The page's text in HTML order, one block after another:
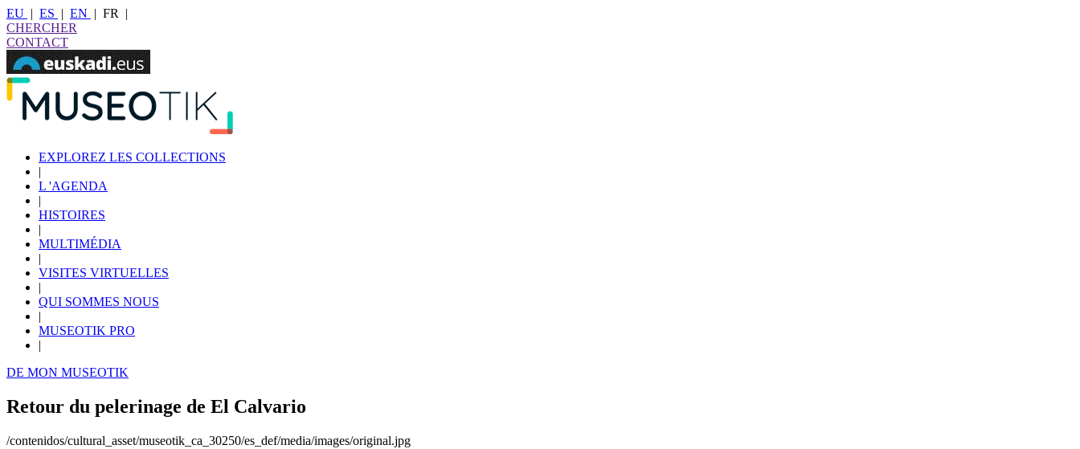
EU | ES | EN | FR
|
CHERCHER
CONTACT
EXPLOREZ LES COLLECTIONS
|
L 'AGENDA
|
HISTOIRES
|
MULTIMÉDIA
|
VISITES VIRTUELLES
|
QUI SOMMES NOUS
|
MUSEOTIK PRO
|
DE MON MUSEOTIK
Retour du pelerinage de El Calvario
/contenidos/cultural_asset/museotik_ca_30250/es_def/media/images/original.jpg